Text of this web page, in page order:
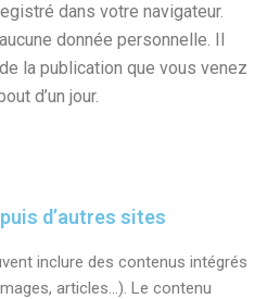
dans votre navigateur.
donnée personnelle. Il
la publication que vous venez
d’un jour.
d’autres sites
inclure des contenus intégrés
articles…). Le contenu